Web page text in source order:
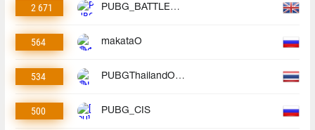
2 671 PUBG_BATTLEGROUNDS
564 makataO
534 PUBGThailandOfficial
500 PUBG_CIS